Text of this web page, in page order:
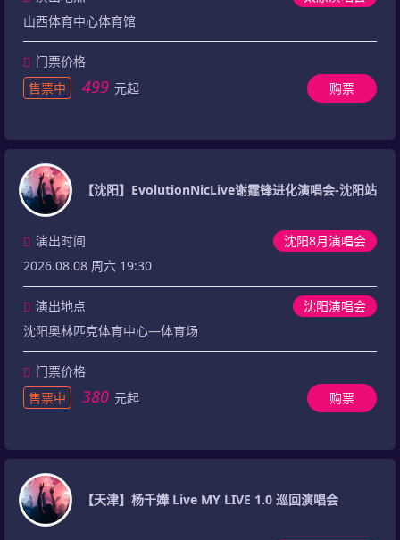
山西体育中心体育馆
门票价格
售票中
499 元起 购票
【沈阳】EvolutionNicLive谢霆锋进化演唱会-沈阳站
沈阳8月演唱会
演出时间
2026.08.08 周六 19:30
演出地点
沈阳演唱会
沈阳奥林匹克体育中心—体育场
门票价格
售票中
380 元起 购票
【天津】杨千嬅 Live MY LIVE 1.0 巡回演唱会